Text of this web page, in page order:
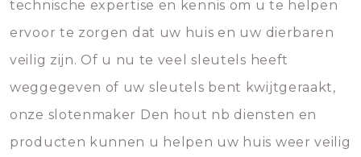
technische expertise en kennis om u te helpen
ervoor te zorgen dat uw huis en uw dierbaren
veilig zijn. Of u nu te veel sleutels heeft
weggegeven of uw sleutels bent kwijtgeraakt,
onze slotenmaker Den hout nb diensten en
producten kunnen u helpen uw huis weer veilig